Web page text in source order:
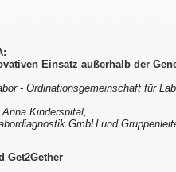
Einsatz außerhalb der
- Ordinationsgemeinschaft für
Kinderspital,
GmbH und
Get2Gether